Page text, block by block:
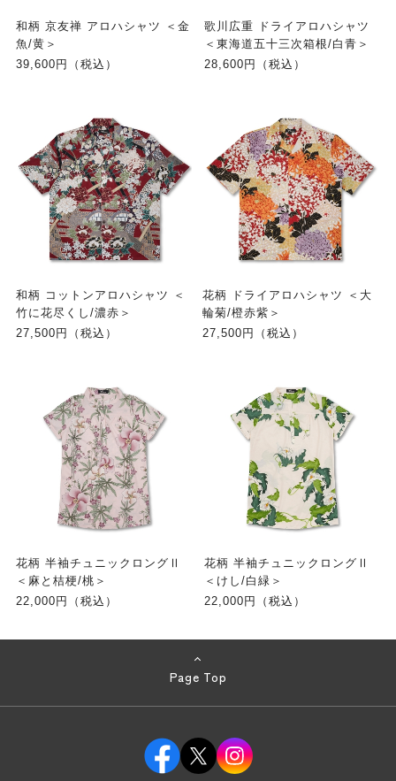
和柄 京友禅 アロハシャツ ＜金
魚/黄＞
39,600円（税込）
歌川広重 ドライアロハシャツ
＜東海道五十三次箱根/白青＞
28,600円（税込）
和柄 コットンアロハシャツ ＜
竹に花尽くし/濃赤＞
27,500円（税込）
花柄 ドライアロハシャツ ＜大
輪菊/橙赤紫＞
27,500円（税込）
花柄 半袖チュニックロングⅡ
＜麻と桔梗/桃＞
22,000円（税込）
花柄 半袖チュニックロングⅡ
＜けし/白緑＞
22,000円（税込）
Page Top